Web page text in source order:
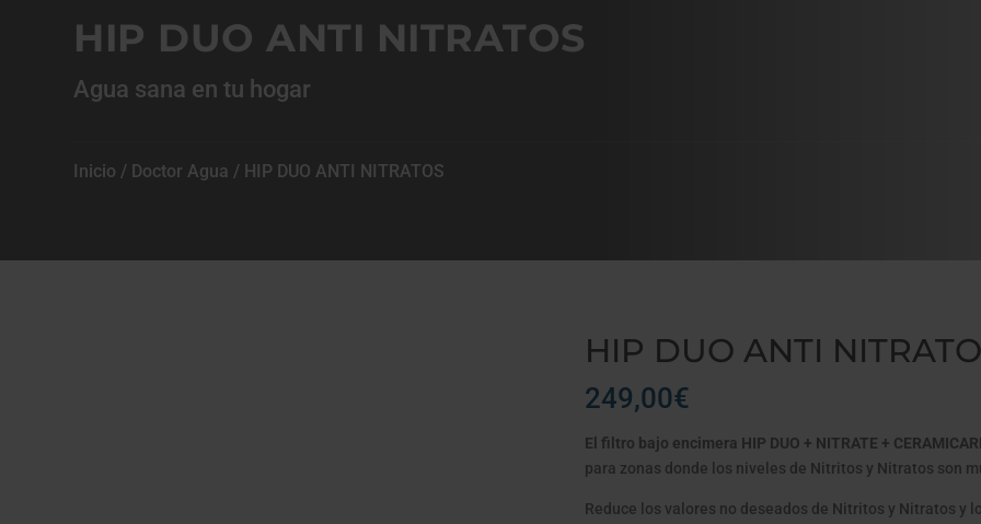
HIP DUO ANTI NITRATOS
Agua sana en tu hogar
Inicio / Doctor Agua / HIP DUO ANTI NITRATOS
HIP DUO ANTI
249,00€
El filtro bajo encimera HIP DUO + NITRATE +
para zonas donde los niveles de Nitritos y Nitratos son
Reduce los valores no deseados de Nitritos y Nitratos y